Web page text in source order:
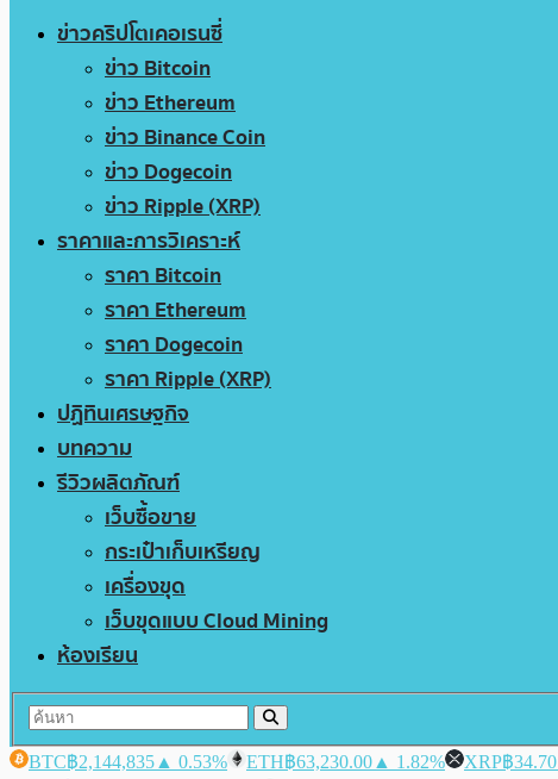
ข่าวคริปโตเคอเรนซี่
ข่าว Bitcoin
ข่าว Ethereum
ข่าว Binance Coin
ข่าว Dogecoin
ข่าว Ripple (XRP)
ราคาและการวิเคราะห์
ราคา Bitcoin
ราคา Ethereum
ราคา Dogecoin
ราคา Ripple (XRP)
ปฏิทินเศรษฐกิจ
บทความ
รีวิวผลิตภัณฑ์
เว็บซื้อขาย
กระเป๋าเก็บเหรียญ
เครื่องขุด
เว็บขุดแบบ Cloud Mining
ห้องเรียน
BTC฿2,144,835 ▲ 0.53% ETH฿63,230.00 ▲ 1.82% XRP฿34.70